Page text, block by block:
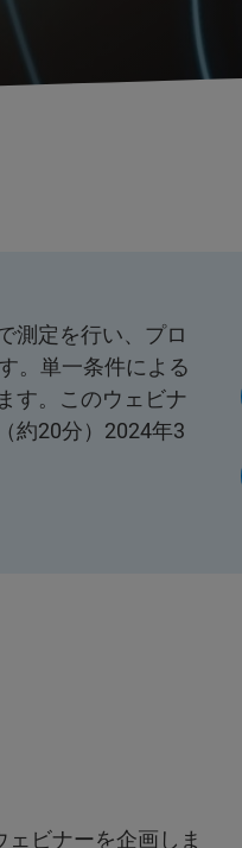
測定を行い、プロ
。単一条件による
す。このウェビナ
約20分）2024年3
ビナーを企画しま